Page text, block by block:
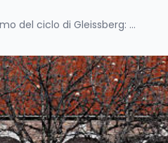
Il Sole oltre il minimo del ciclo di Gleissberg: prospettive per l'attività solare futura